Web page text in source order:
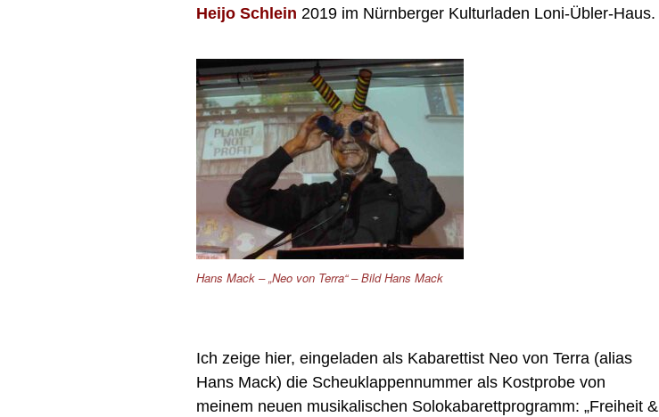
Heijo Schlein 2019 im Nürnberger Kulturladen Loni-Übler-Haus.
Hans Mack – „Neo von Terra“ – Bild Hans Mack
Ich zeige hier, eingeladen als Kabarettist Neo von Terra (alias
Hans Mack) die Scheuklappennummer als Kostprobe von
meinem neuen musikalischen Solokabarettprogramm: „Freiheit &